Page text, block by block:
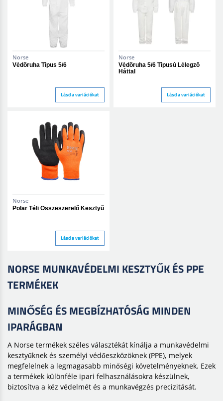
Norse
Védőruha Típus 5/6
Lásd a variációkat
Norse
Védőruha 5/6 Típusú Lélegző
Háttal
Lásd a variációkat
Norse
Polar Téli Összeszerelő Kesztyű
Lásd a variációkat
NORSE MUNKAVÉDELMI KESZTYŰK ÉS PPE
TERMÉKEK
MINŐSÉG ÉS MEGBÍZHATÓSÁG MINDEN
IPARÁGBAN
A Norse termékek széles választékát kínálja a munkavédelmi
kesztyűknek és személyi védőeszközöknek (PPE), melyek
megfelelnek a legmagasabb minőségi követelményeknek. Ezek
a termékek különféle ipari felhasználásokra készülnek,
biztosítva a kéz védelmét és a munkavégzés precizitását.